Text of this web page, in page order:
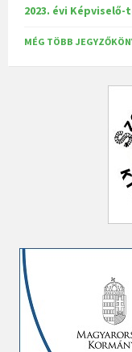
2023. évi
MÉG TÖBB